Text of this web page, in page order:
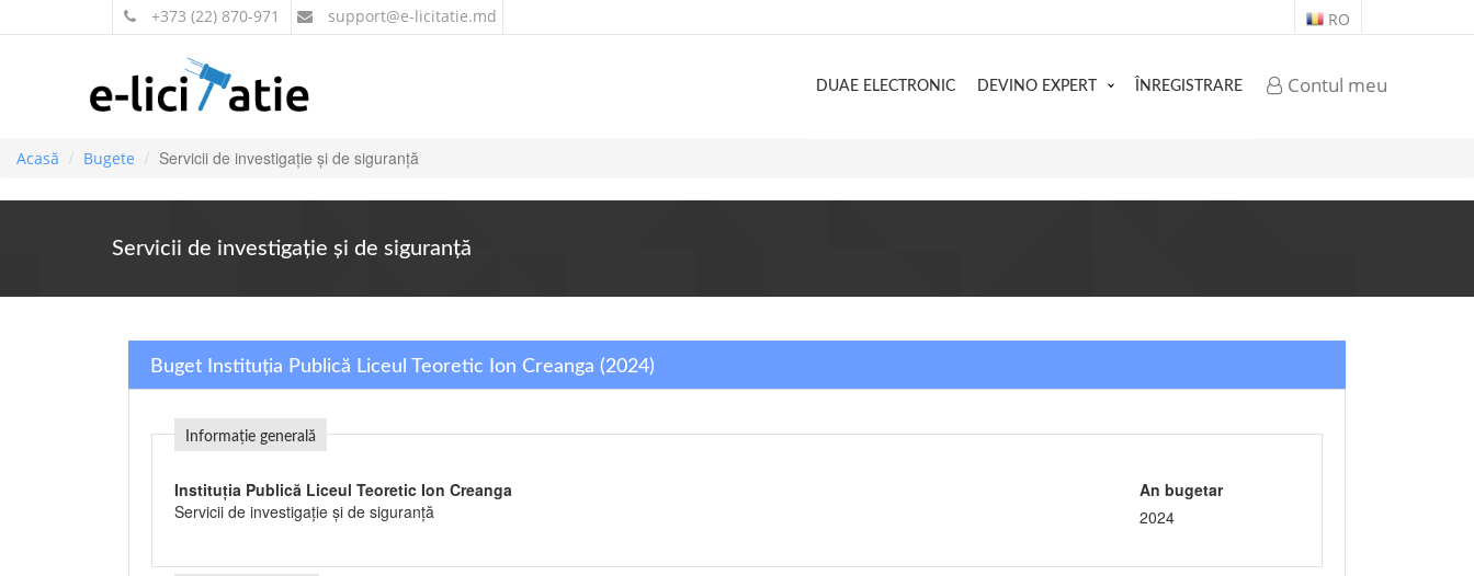
+373 (22) 870-971 support@e-licitatie.md RO
Contul meu
DUAE ELECTRONIC DEVINO EXPERT ÎNREGISTRARE
Acasă Bugete Servicii de investigaţie şi de siguranţă
Servicii de investigaţie şi de siguranţă
Buget Instituția Publică Liceul Teoretic Ion Creanga (2024)
Informație generală
Instituția Publică Liceul Teoretic Ion Creanga
Servicii de investigaţie şi de siguranţă
An bugetar
2024